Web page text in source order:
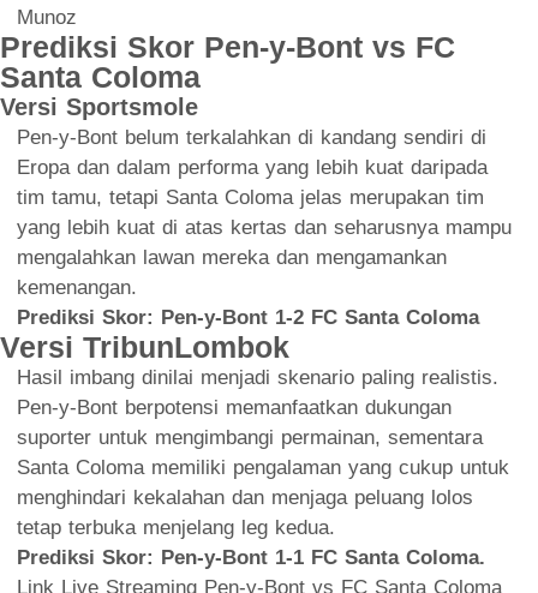
Munoz
Prediksi Skor Pen-y-Bont vs FC
Santa Coloma
Versi Sportsmole
Pen-y-Bont belum terkalahkan di kandang sendiri di
Eropa dan dalam performa yang lebih kuat daripada
tim tamu, tetapi Santa Coloma jelas merupakan tim
yang lebih kuat di atas kertas dan seharusnya mampu
mengalahkan lawan mereka dan mengamankan
kemenangan.
Prediksi Skor: Pen-y-Bont 1-2 FC Santa Coloma
Versi TribunLombok
Hasil imbang dinilai menjadi skenario paling realistis.
Pen-y-Bont berpotensi memanfaatkan dukungan
suporter untuk mengimbangi permainan, sementara
Santa Coloma memiliki pengalaman yang cukup untuk
menghindari kekalahan dan menjaga peluang lolos
tetap terbuka menjelang leg kedua.
Prediksi Skor: Pen-y-Bont 1-1 FC Santa Coloma.
Link Live Streaming Pen-y-Bont vs FC Santa Coloma